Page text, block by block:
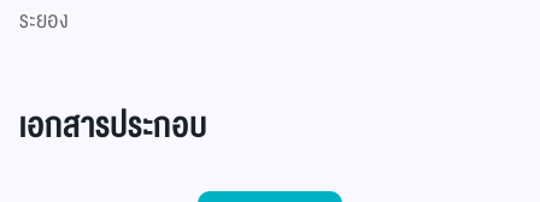
ระยอง
เอกสารประกอบ